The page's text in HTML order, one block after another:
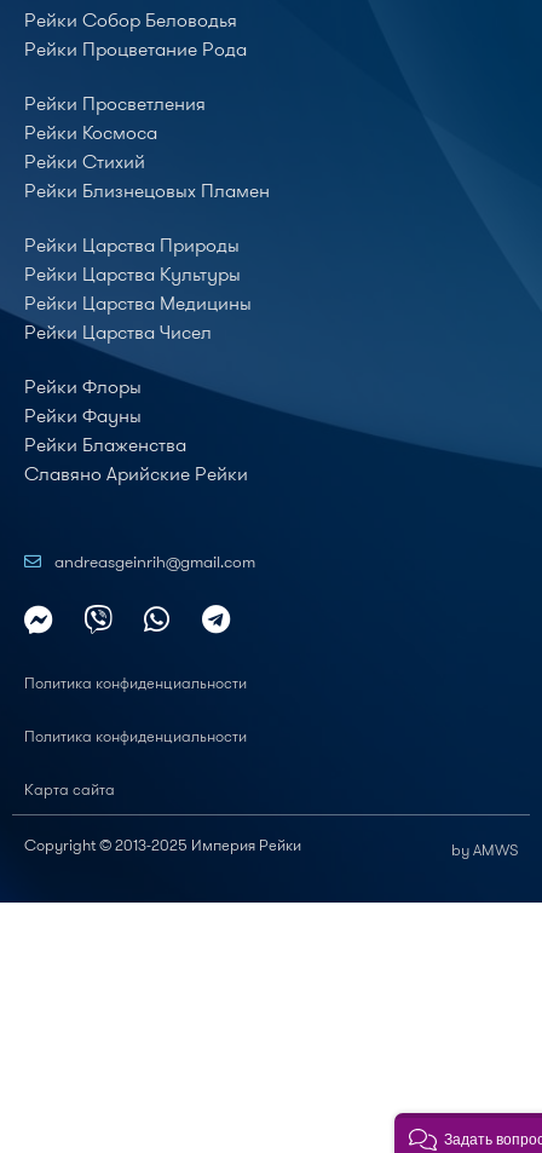
Рейки Собор Беловодья
Рейки Процветание Рода
Рейки Просветления
Рейки Космоса
Рейки Стихий
Рейки Близнецовых Пламен
Рейки Царства Природы
Рейки Царства Культуры
Рейки Царства Медицины
Рейки Царства Чисел
Рейки Флоры
Рейки Фауны
Рейки Блаженства
Славяно Арийские Рейки
andreasgeinrih@gmail.com
Политика конфиденциальности
Политика конфиденциальности
Карта сайта
Copyright © 2013-2025 Империя Рейки by AMWS
Задать